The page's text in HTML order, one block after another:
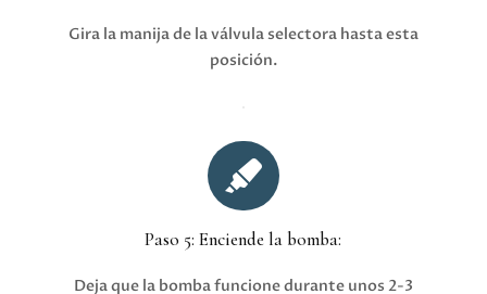
Gira la manija de la válvula selectora hasta esta
posición.

Paso 5: Enciende la bomba:
Deja que la bomba funcione durante unos 2-3